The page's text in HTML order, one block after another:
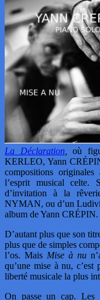
La Déclaration
où
KERLEO, Yann
compositions
l’esprit musical celte.
d’invitation à la
NYMAN, ou d’un
album de Yann CRÉPIN.
D’autant plus que son
plus que de simples
l’os. Mais Mise à nu
qu’une mise à nu,
liberté musicale la plus
On passe un cap. Les